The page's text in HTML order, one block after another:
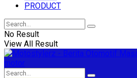
PRODUCT
No Result
View All Result